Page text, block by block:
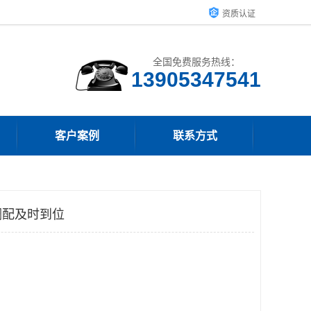
资质认证
全国免费服务热线：
13905347541
客户案例 联系方式
及时到位